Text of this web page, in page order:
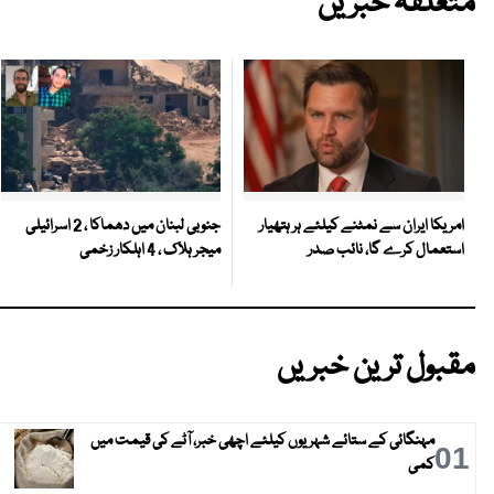
امریکا ایران سے نمٹنے کیلئے ہر ہتھیار
استعمال کرے گا، نائب صدر
جنوبی لبنان میں دھماکا ، 2 اسرائیلی
میجر ہلاک ، 4 اہلکار زخمی
مقبول ترین خبریں
01مہنگائی کے ستائے شہریوں کیلئے اچھی خبر، آٹے کی قیمت میں
کمی